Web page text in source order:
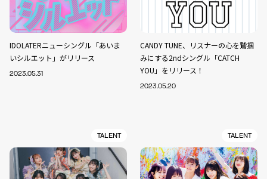
IDOLATERニューシングル「あいま
いシルエット」がリリース
2023.05.31
CANDY TUNE、リスナーの心を鷲掴
みにする2ndシングル「CATCH
YOU」をリリース！
2023.05.20
TALENT TALENT